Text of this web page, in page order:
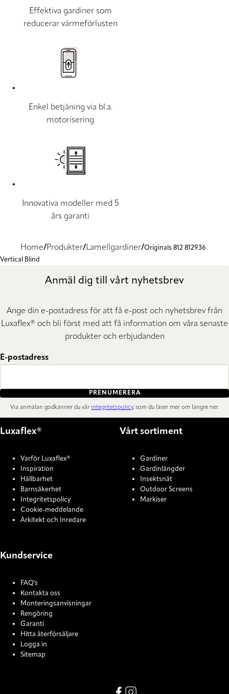
Effektiva gardiner som
reducerar värmeförlusten
Enkel betjäning via bl.a.
motorisering
Innovativa modeller med 5
års garanti
Home Produkter Lamellgardiner Originals 812 812936
Vertical Blind
Anmäl dig till vårt nyhetsbrev
Ange din e-postadress för att få e-post och nyhetsbrev från
Luxaflex® och bli först med att få information om våra senaste
produkter och erbjudanden
E-postadress
PRENUMERERA
Via anmälan godkänner du vår integritetspolicy, som du läser mer om längre ner.
Luxaflex®
Varför Luxaflex®
Inspiration
Hållbarhet
Barnsäkerhet
Integritetspolicy
Cookie-meddelande
Arkitekt och Inredare
Vårt sortiment
Gardiner
Gardinlängder
Insektsnät
Outdoor Screens
Markiser
Kundservice
FAQ's
Kontakta oss
Monteringsanvisningar
Rengöring
Garanti
Hitta återförsäljare
Logga in
Sitemap
Link missing Display text from
Link missing Display text